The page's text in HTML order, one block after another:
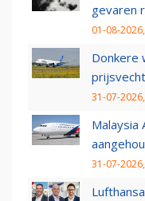
gevaren
01-08-
Donkere
31-07-
Malaysia
31-07-